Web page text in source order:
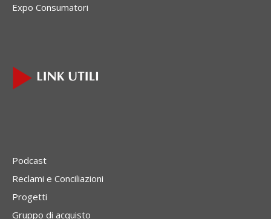
Expo Consumatori
Podcast
Reclami e Conciliazioni
Progetti
Gruppo di acquisto